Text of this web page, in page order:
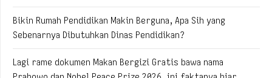
Bikin Rumah Pendidikan Makin Berguna, Apa Sih yang
Sebenarnya Dibutuhkan Dinas Pendidikan?
Lagi rame dokumen Makan Bergizi Gratis bawa nama